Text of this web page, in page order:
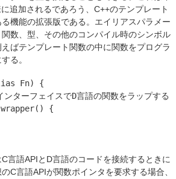
追加されるであろう、C++のテンプレート
機能の拡張版である。エイリアスパラメー
数、型、その他のコンパイル時のシンボル
ばテンプレート関数の中に関数をプログラ
る。
Fn)
{
ーフェイスでD言語の関数をラップする
wrapper()
{
言語APIとD言語のコードを接続するときに
C言語APIが関数ポインタを要求する場合、